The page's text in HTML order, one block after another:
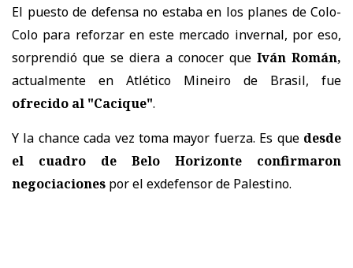
El puesto de defensa no estaba en los planes de Colo-
Colo para reforzar en este mercado invernal, por eso,
sorprendió que se diera a conocer que Iván Román,
actualmente en Atlético Mineiro de Brasil, fue
ofrecido al "Cacique".
Y la chance cada vez toma mayor fuerza. Es que desde
el cuadro de Belo Horizonte confirmaron
negociaciones por el exdefensor de Palestino.